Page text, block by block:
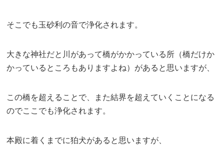
そこでも玉砂利の音で浄化されます。
大きな神社だと川があって橋がかかっている所（橋だけか
かっているところもありますよね）があると思いますが、
この橋を超えることで、また結界を超えていくことになる
のでここでも浄化されます。
本殿に着くまでに狛犬があると思いますが、